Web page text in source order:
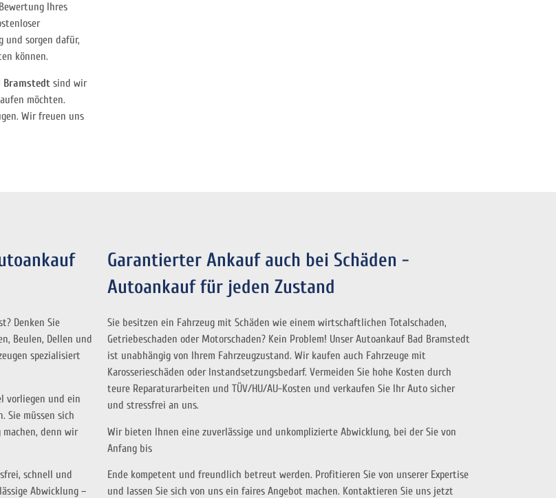
Ihres
und sorgen dafür,
können.
Bramstedt sind wir
möchten.
Wir freuen uns
Denken Sie
Beulen, Dellen und
spezialisiert
vorliegen und ein
Sie müssen sich
machen, denn wir
schnell und
Abwicklung –
Garantierter Ankauf auch bei Schäden -
Autoankauf für jeden Zustand
Sie besitzen ein Fahrzeug mit Schäden wie einem wirtschaftlichen Totalschaden,
Getriebeschaden oder Motorschaden? Kein Problem! Unser Autoankauf Bad Bramstedt
ist unabhängig von Ihrem Fahrzeugzustand. Wir kaufen auch Fahrzeuge mit
Karosserieschäden oder Instandsetzungsbedarf. Vermeiden Sie hohe Kosten durch
teure Reparaturarbeiten und TÜV/HU/AU-Kosten und verkaufen Sie Ihr Auto sicher
und stressfrei an uns.
Wir bieten Ihnen eine zuverlässige und unkomplizierte Abwicklung, bei der Sie von
Anfang bis
Ende kompetent und freundlich betreut werden. Profitieren Sie von unserer Expertise
und lassen Sie sich von uns ein faires Angebot machen. Kontaktieren Sie uns jetzt